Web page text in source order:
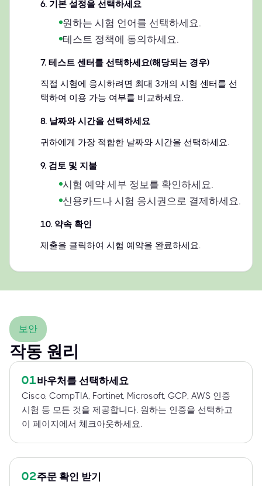
6. 기본 설정을 선택하세요
원하는 시험 언어를 선택하세요.
테스트 정책에 동의하세요.
7. 테스트 센터를 선택하세요(해당되는 경우)
직접 시험에 응시하려면 최대 3개의 시험 센터를 선
택하여 이용 가능 여부를 비교하세요.
8. 날짜와 시간을 선택하세요
귀하에게 가장 적합한 날짜와 시간을 선택하세요.
9. 검토 및 지불
시험 예약 세부 정보를 확인하세요.
신용카드나 시험 응시권으로 결제하세요.
10. 약속 확인
제출을 클릭하여 시험 예약을 완료하세요.
보안
작동 원리
01바우처를 선택하세요
Cisco, CompTIA, Fortinet, Microsoft, GCP, AWS 인증
시험 등 모든 것을 제공합니다. 원하는 인증을 선택하고
이 페이지에서 체크아웃하세요.
02주문 확인 받기